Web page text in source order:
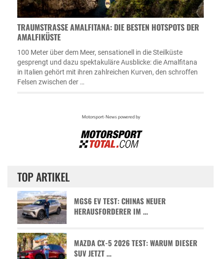
TRAUMSTRASSE AMALFITANA: DIE BESTEN HOTSPOTS DER A
MALFIKÜSTE
100 Meter über dem Meer, sensationell in die Steilküste
gesprengt und dazu spektakuläre Ausblicke: die Amalfitana
in Italien gehört mit ihren zahlreichen Kurven, den schroffen
Felsen zwischen der …
TOP ARTIKEL
MGS6 EV TEST: CHINAS NEUER
HERAUSFORDERER IM …
MAZDA CX-5 2026 TEST: WARUM DIESER
SUV JETZT …